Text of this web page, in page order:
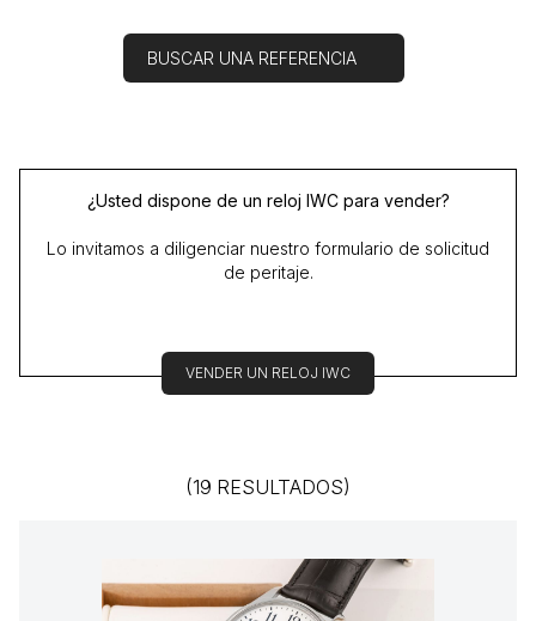
BUSCAR UNA REFERENCIA
¿Usted dispone de un reloj IWC para vender?
Lo invitamos a diligenciar nuestro formulario de solicitud
de peritaje.
VENDER UN RELOJ IWC
(19 RESULTADOS)